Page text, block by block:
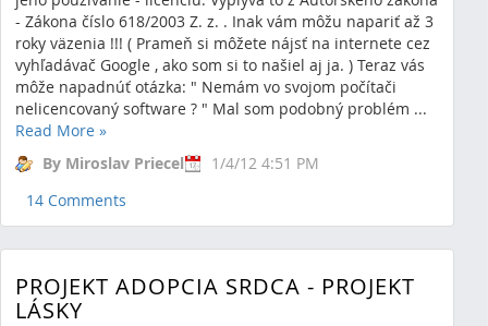
- Zákona číslo 618/2003 Z. z. . Inak vám môžu napariť až 3
roky väzenia !!! ( Prameň si môžete nájsť na internete cez
vyhľadávač Google , ako som si to našiel aj ja. ) Teraz vás
môže napadnúť otázka: " Nemám vo svojom počítači
nelicencovaný software ? " Mal som podobný problém ...
Read More »
By Miroslav Priecel
1/4/12 4:51 PM
14 Comments
PROJEKT ADOPCIA SRDCA - PROJEKT
LÁSKY